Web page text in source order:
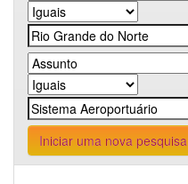
Iniciar uma nova pesquisa